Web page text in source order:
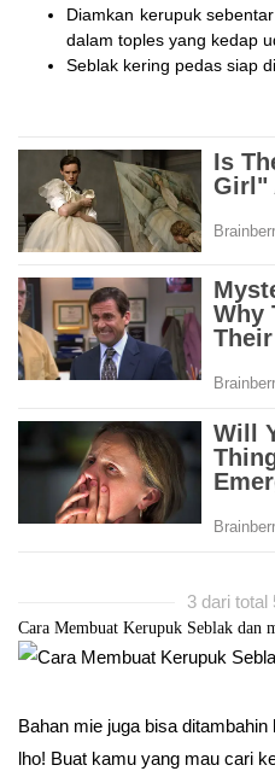
Diamkan kerupuk
dalam toples yang kedap
Seblak kering pedas siap
3 dari total
Cara Membuat Kerupuk Seblak dan
Bahan mie juga bisa
lho! Buat kamu yang mau cari